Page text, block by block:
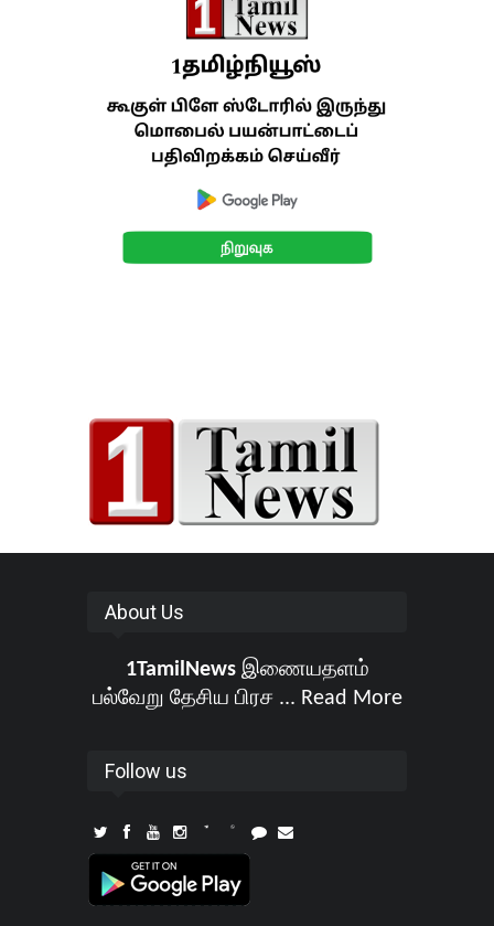
About Us
1TamilNewsஇணையதளம்
பல்வேறு தேசிய பிரச ... Read More
Follow us